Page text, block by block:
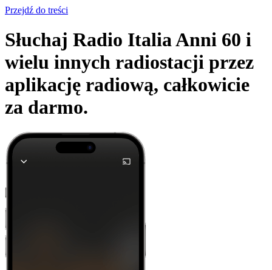
Przejdź do treści
Słuchaj Radio Italia Anni 60 i
wielu innych radiostacji przez
aplikację radiową, całkowicie
za darmo.